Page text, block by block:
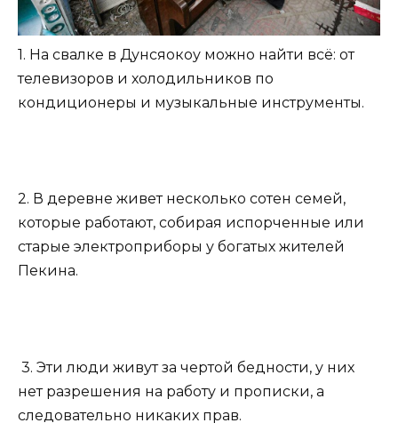
1. На свалке в Дунсяокоу можно найти всё: от
телевизоров и холодильников по
кондиционеры и музыкальные инструменты.
2. В деревне живет несколько сотен семей,
которые работают, собирая испорченные или
старые электроприборы у богатых жителей
Пекина.
3. Эти люди живут за чертой бедности, у них
нет разрешения на работу и прописки, а
следовательно никаких прав.